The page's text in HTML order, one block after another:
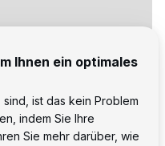
Ihnen ein optimales
ist das kein Problem
indem Sie Ihre
Sie mehr darüber, wie